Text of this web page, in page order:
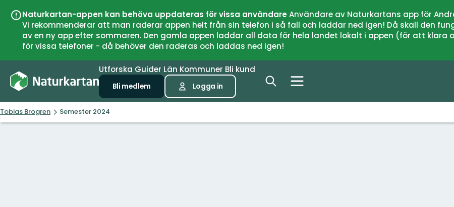
Naturkartan-appen kan behöva uppdateras för vissa användareAnvändare av Naturkartans app för
Vi rekommenderar att man raderar appen helt från sin telefon i så fall och laddar ned igen! Då skall den
av en ny app efter sommaren. Den gamla appen laddar all data för hela landet lokalt i appen (för att
för vissa telefoner - då behöver den raderas och laddas ned igen!
Utforska Guider Län Kommuner Bli kund
Bli medlem Logga in
Tobias Brogren Semester 2024